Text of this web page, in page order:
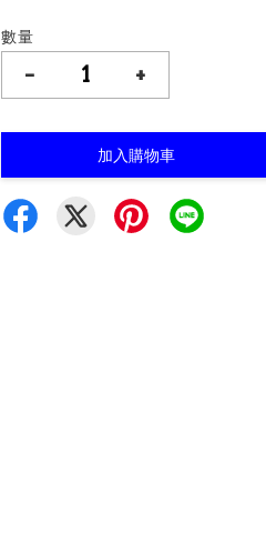
數量
- +
加入購物車